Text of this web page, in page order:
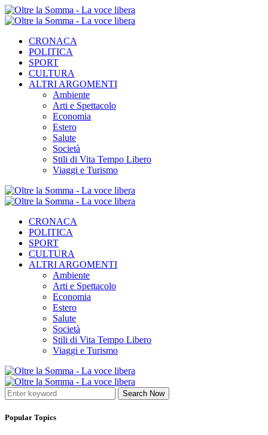
CRONACA
POLITICA
SPORT
CULTURA
ALTRI ARGOMENTI
Ambiente
Arti e Spettacolo
Economia
Estero
Salute
Società
Stili di Vita Tempo Libero
Viaggi e Turismo
CRONACA
POLITICA
SPORT
CULTURA
ALTRI ARGOMENTI
Ambiente
Arti e Spettacolo
Economia
Estero
Salute
Società
Stili di Vita Tempo Libero
Viaggi e Turismo
Search Now
Popular Topics